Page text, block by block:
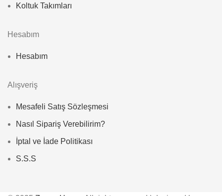
Koltuk Takımları
Hesabım
Hesabım
Alışveriş
Mesafeli Satış Sözleşmesi
Nasıl Sipariş Verebilirim?
İptal ve İade Politikası
S.S.S